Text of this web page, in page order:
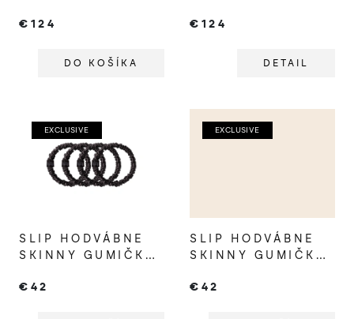
d
€124
DO KOŠÍKA
€124
DETAIL
EXCLUSIVE
SLIP HODVÁBNE
SKINNY GUMIČKY
€42
EXCLUSIVE
SLIP HODVÁBNE
SKINNY GUMIČKY
€42